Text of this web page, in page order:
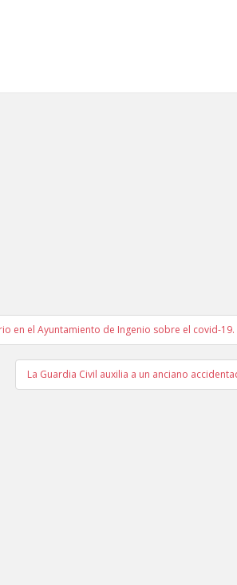
en el Ayuntamiento de Ingenio sobre el covid-19.
La Guardia Civil auxilia a un anciano